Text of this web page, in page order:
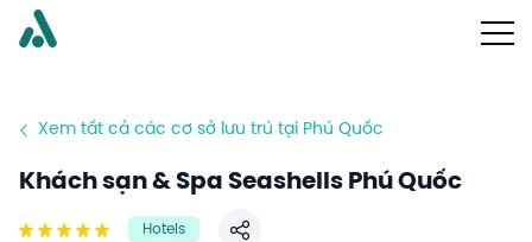
Xem tất cả các cơ sở lưu trú tại Phú Quốc
Khách sạn & Spa Seashells Phú Quốc
Hotels